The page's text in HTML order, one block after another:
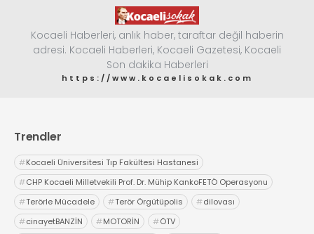
Kocaeli Haberleri, anlık haber, taraftar değil haberin
adresi. Kocaeli Haberleri, Kocaeli Gazetesi, Kocaeli
Son dakika Haberleri
https://www.kocaelisokak.com
Trendler
#Kocaeli Üniversitesi Tıp Fakültesi Hastanesi
#CHP Kocaeli Milletvekili Prof. Dr. Mühip KankoFETÖ Operasyonu
#Terörle Mücadele #Terör Örgütüpolis #dilovası
#cinayetBANZİN #MOTORİN #ÖTV